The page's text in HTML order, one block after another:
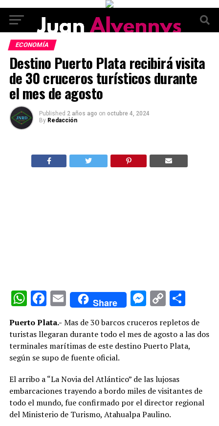
ECONOMÍA
Destino Puerto Plata recibirá visita
de 30 cruceros turísticos durante
el mes de agosto
Published 2 años ago on octubre 4, 2024
By Redacción
WhatsApp
Facebook
EmailShare
Copy
Puerto Plata.- Mas de 30 barcos cruceros repletos de
turistas llegaran durante todo el mes de agosto a las dos
terminales marítimas de este destino Puerto Plata,
según se supo de fuente oficial.
El arribo a “La Novia del Atlántico” de las lujosas
embarcaciones trayendo a bordo miles de visitantes de
todo el mundo, fue confirmado por el director regional
del Ministerio de Turismo, Atahualpa Paulino.